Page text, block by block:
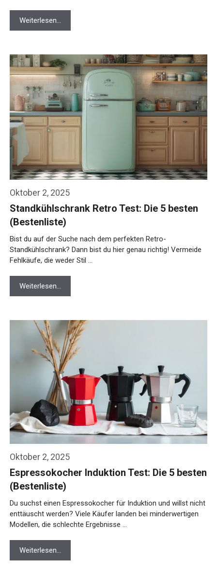
Weiterlesen…
Oktober 2, 2025
Standkühlschrank Retro Test: Die 5 besten
(Bestenliste)
Bist du auf der Suche nach dem perfekten Retro-
Standkühlschrank? Dann bist du hier genau richtig! Vermeide
Fehlkäufe, die weder Stil …
Weiterlesen…
Oktober 2, 2025
Espressokocher Induktion Test: Die 5 besten
(Bestenliste)
Du suchst einen Espressokocher für Induktion und willst nicht
enttäuscht werden? Viele Käufer landen bei minderwertigen
Modellen, die schlechte Ergebnisse …
Weiterlesen…